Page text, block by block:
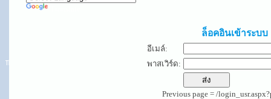
ล็อคอินเข้าระบบ
อีเมล์:
พาสเวิร์ด:
Previous page = /